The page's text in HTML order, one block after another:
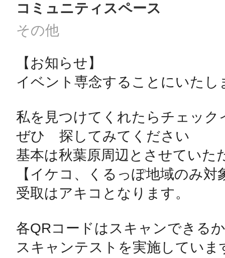
コミュニティスペース
その他
【お知らせ】
イベント専念することにいたし
私を見つけてくれたらチェック
ぜひ　探してみてください
基本は秋葉原周辺とさせていた
【イケコ、くるっぽ地域のみ
受取はアキコとなります。
各QRコードはスキャンできる
スキャンテストを実施していま